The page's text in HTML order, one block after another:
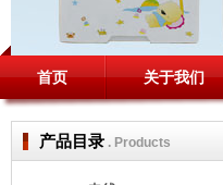
首页 关于我们
产品目录 . Products